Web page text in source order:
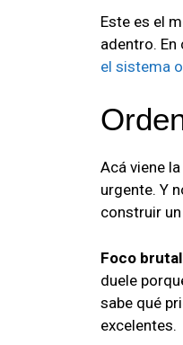
Este es el
adentro.
el sistema
Acá viene
urgente. Y
construir
Foco
duele
sabe qué
excelentes.